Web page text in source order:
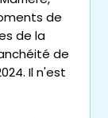
de
de la
de
Il n'est